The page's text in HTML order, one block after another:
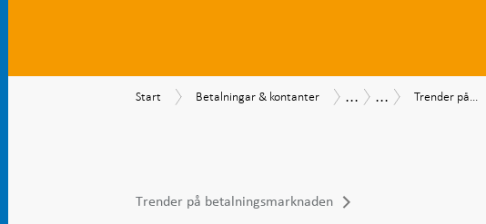
Start
Start
Betalningar
Betalningar & kontanter Betalningsrapport
...
Betalningsrapport
...
Trender
Trender på...
Trender på betalningsmarknaden